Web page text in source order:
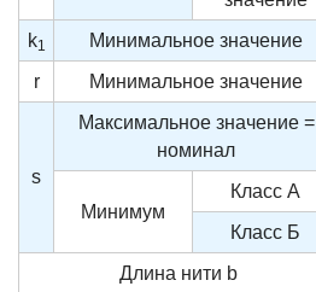
k1 Минимальное значение
r
Минимальное значение
s
Максимальное значение =
номинал
Минимум
Класс А
Класс Б
Длина нити b